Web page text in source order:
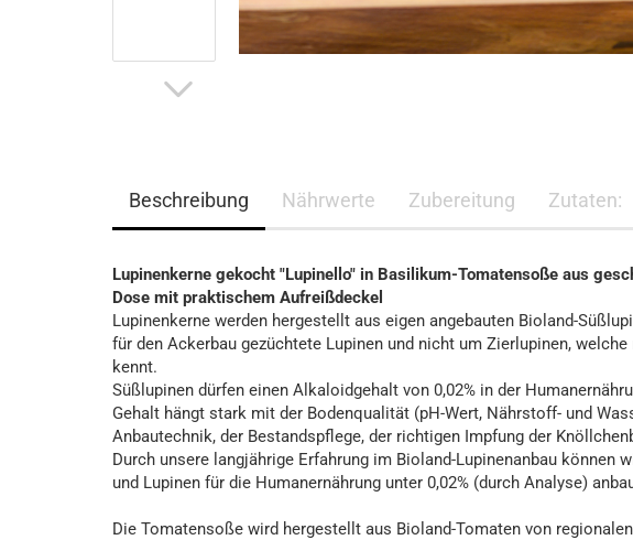
Beschreibung Nährwerte Zubereitung Zutaten:
Lupinenkerne gekocht "Lupinello" in Basilikum-Tomatensoße aus
Dose mit praktischem Aufreißdeckel
Lupinenkerne werden hergestellt aus eigen angebauten Bioland-
für den Ackerbau gezüchtete Lupinen und nicht um Zierlupinen,
kennt.
Süßlupinen dürfen einen Alkaloidgehalt von 0,02% in der
Gehalt hängt stark mit der Bodenqualität (pH-Wert, Nährstoff- und
Anbautechnik, der Bestandspflege, der richtigen Impfung der
Durch unsere langjährige Erfahrung im Bioland-Lupinenanbau können
und Lupinen für die Humanernährung unter 0,02% (durch Analyse)
Die Tomatensoße wird hergestellt aus Bioland-Tomaten von